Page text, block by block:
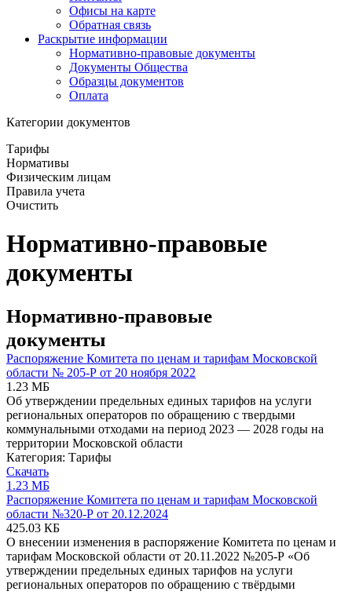
Офисы на карте
Обратная связь
Раскрытие информации
Нормативно-правовые документы
Документы Общества
Образцы документов
Оплата
Категории документов
Тарифы
Нормативы
Физическим лицам
Правила учета
Очистить
Нормативно-правовые
документы
Нормативно-правовые
документы
Распоряжение Комитета по ценам и тарифам Московской
области № 205-Р от 20 ноября 2022
1.23 МБ
Об утверждении предельных единых тарифов на услуги
региональных операторов по обращению с твердыми
коммунальными отходами на период 2023 — 2028 годы на
территории Московской области
Категория: Тарифы
Скачать
1.23 МБ
Распоряжение Комитета по ценам и тарифам Московской
области №320-Р от 20.12.2024
425.03 КБ
О внесении изменения в распоряжение Комитета по ценам и
тарифам Московской области от 20.11.2022 №205-Р «Об
утверждении предельных единых тарифов на услуги
региональных операторов по обращению с твёрдыми